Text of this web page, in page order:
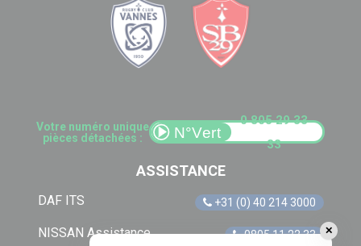
Votre numéro unique
pièces détachées :
0 805 29 33
33
ASSISTANCE
DAF ITS +31 (0) 40 214 3000
NISSAN Assistance 0805 11 22 33 ✕